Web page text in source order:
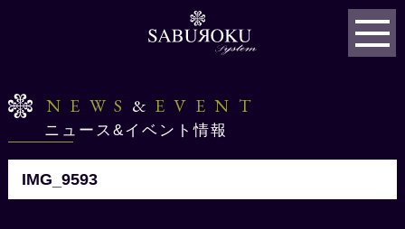
NEWS & EVENT
ニュース&イベント情報
IMG_9593